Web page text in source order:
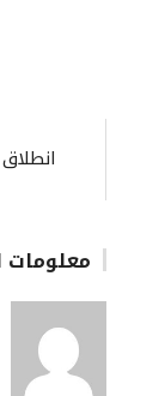
معلومات